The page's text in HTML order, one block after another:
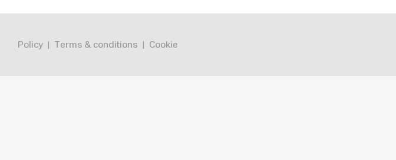
Policy | Terms & conditions | Cookie